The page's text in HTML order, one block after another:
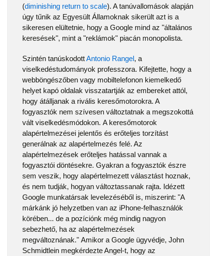
(diminishing return to scale). A tanúvallomások alapján
úgy tűnik az Egyesült Államoknak sikerült azt is a
sikeresen elültetnie, hogy a Google mind az "általános
keresések", mint a "reklámok" piacán monopolista.
Szintén tanúskodottAntonio Rangel, a
viselkedéstudományok professzora. Kifejtette, hogy a
webböngészőben vagy mobiltelefonon kiemelkedő
helyet kapó oldalak visszatartják az embereket attól,
hogy átálljanak a rivális keresőmotorokra. A
fogyasztók nem szívesen változtatnak a megszokottá
vált viselkedésmódokon. A keresőmotorok
alapértelmezései jelentős és erőteljes torzítást
generálnak az alapértelmezés felé. Az
alapértelmezések erőteljes hatással vannak a
fogyasztói döntésekre. Gyakran a fogyasztók észre
sem veszik, hogy alapértelmezett választást hoznak,
és nem tudják, hogyan változtassanak rajta. Idézett
Google munkatársak levelezéséből is, miszerint: "A
márkánk jó helyzetben van az iPhone-felhasználók
körében... de a pozíciónk még mindig nagyon
sebezhető, ha az alapértelmezések
megváltoznának." Amikor a Google ügyvédje, John
Schmidtlein megkérdezte Angel-t, hogy az